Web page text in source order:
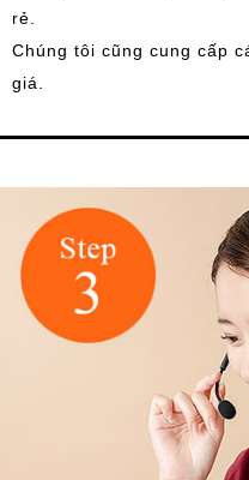
rẻ.
Chúng tôi cũng cung cấp
giá.